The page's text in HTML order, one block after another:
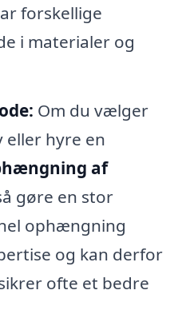
forskellige
i materialer og
Om du vælger
eller hyre en
af
gøre en stor
ophængning
og kan derfor
ofte et bedre